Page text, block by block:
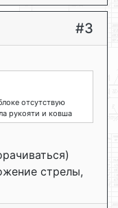
#3
отсутствую
рукояти и ковша
стрелы,